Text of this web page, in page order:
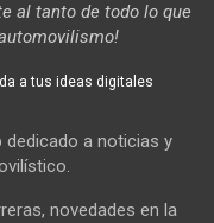
al tanto de todo lo que
a tus ideas digitales
dedicado a noticias y
novedades en la